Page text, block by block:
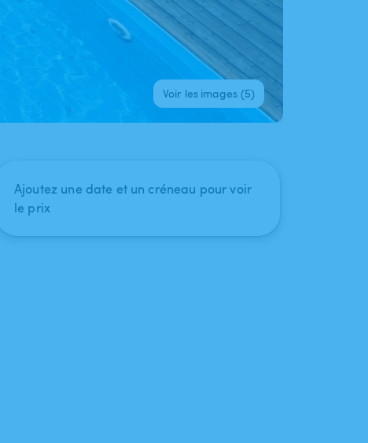
Voir les images (5)
Ajoutez une date et un créneau pour voir
le prix